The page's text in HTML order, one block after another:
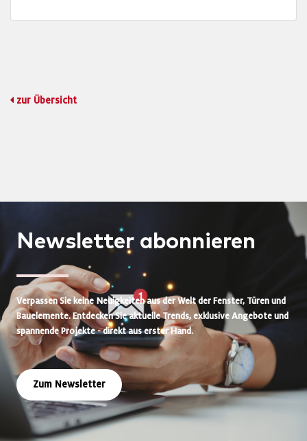
zur Übersicht
Newsletter abonnieren
Verpassen Sie keine Neuigkeiten aus der Welt der Fenster, Türen und
Bauelemente. Entdecken Sie aktuelle Trends, exklusive Angebote und
spannende Projekte - direkt aus erster Hand.
Zum Newsletter